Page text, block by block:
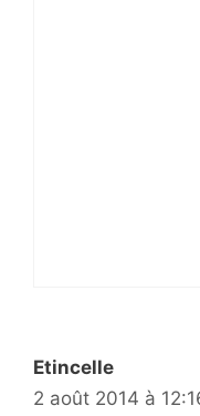
Etincelle
2 août 2014 à